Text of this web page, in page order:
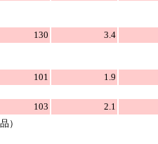
130
3.4
101
1.9
103
2.1
）